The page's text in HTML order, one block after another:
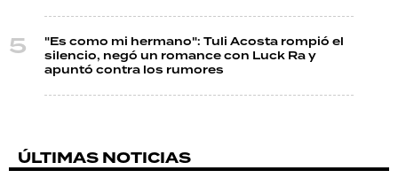
"Es como mi hermano": Tuli Acosta rompió el
silencio, negó un romance con Luck Ra y
apuntó contra los rumores
ÚLTIMAS NOTICIAS